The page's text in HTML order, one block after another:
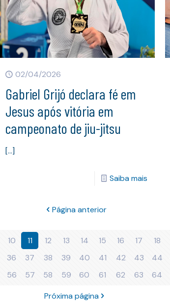
02/04/2026
Gabriel Grijó declara fé em
Jesus após vitória em
campeonato de jiu-jitsu
[…]
Saiba mais
Página anterior
10 11 12 13 14 15 16 17 18
36 37 38 39 40 41 42 43 44
56 57 58 59 60 61 62 63 64
Próxima página